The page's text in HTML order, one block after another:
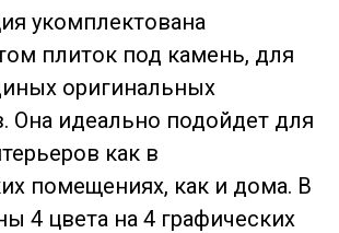
укомплектована
плиток под камень, для
оригинальных
Она идеально подойдет для
как в
помещениях, как и дома. В
4 цвета на 4 графических